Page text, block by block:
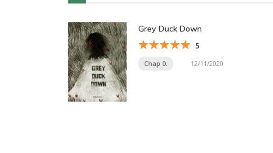
Grey Duck Down
5
Chap 0. 12/11/2020